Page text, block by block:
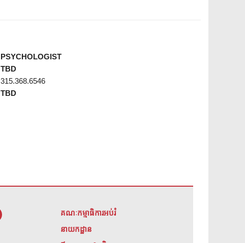
PSYCHOLOGIST
TBD
315.368.6546
TBD
គណៈកម្មាធិការអប់រំ
នាយកដ្ឋាន